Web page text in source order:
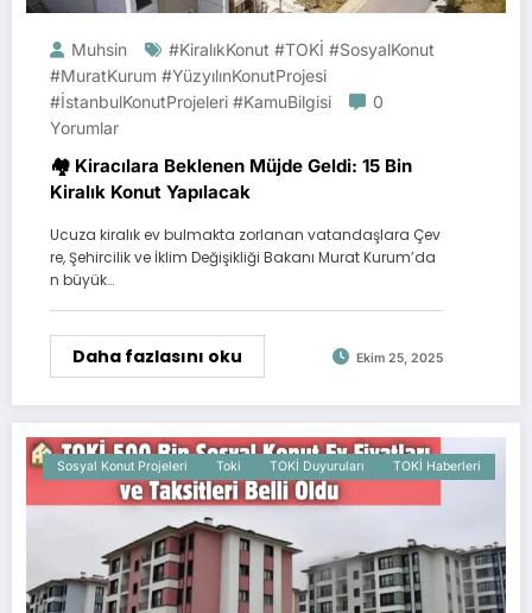
Muhsin
#KiralıkKonut #TOKİ #SosyalKonut
#MuratKurum #YüzyılınKonutProjesi
#İstanbulKonutProjeleri #KamuBilgisi
0
Yorumlar
🏘️ Kiracılara Beklenen Müjde Geldi: 15 Bin
Kiralık Konut Yapılacak
Ucuza kiralık ev bulmakta zorlanan vatandaşlara Çev
re, Şehircilik ve İklim Değişikliği Bakanı Murat Kurum’da
n büyük…
Daha fazlasını oku Ekim 25, 2025
Sosyal Konut Projeleri Toki TOKİ Duyuruları TOKİ Haberleri